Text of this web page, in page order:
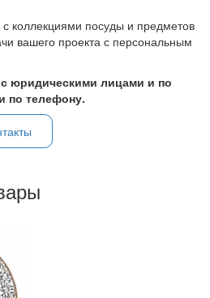
коллекциями посуды и предметов
вашего проекта с персональным
юридическими лицами и по
по телефону.